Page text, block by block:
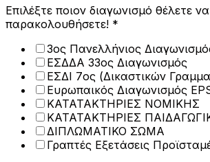
Επιλέξτε ποιον διαγωνισμό θέλετε να
παρακολουθήσετε! *
3ος Πανελλήνιος
ΕΣΔΔΑ 33ος Διαγωνισμός
ΕΣΔΙ 7ος (Δικαστικών
Ευρωπαικός Διαγωνισμός
ΚΑΤΑΤΑΚΤΗΡΙΕΣ ΝΟΜΙΚΗΣ
ΚΑΤΑΤΑΚΤΗΡΙΕΣ
ΔΙΠΛΩΜΑΤΙΚΟ ΣΩΜΑ
Γραπτές Εξετάσεις